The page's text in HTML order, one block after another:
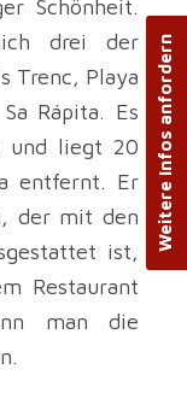
Schönheit.
drei der
Trenc, Playa
Rápita. Es
und liegt 20
entfernt. Er
der mit den
ist,
Restaurant
man die
Weitere Infos anfordern